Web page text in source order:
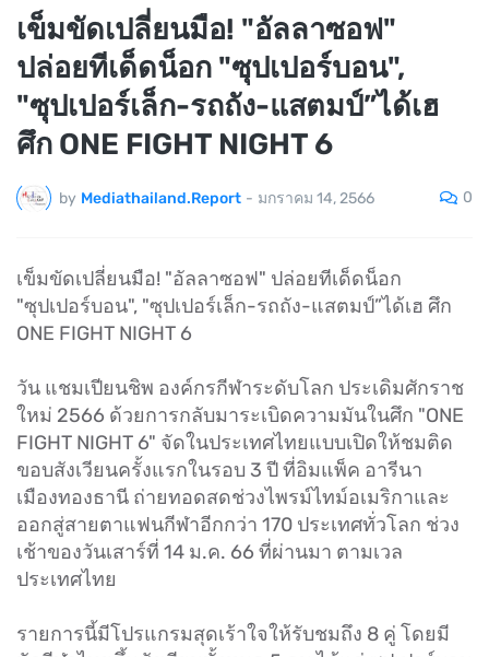
เข็มขัดเปลี่ยนมือ! "อัลลาซอฟ"
ปล่อยทีเด็ดน็อก "ซุปเปอร์บอน",
"ซุปเปอร์เล็ก-รถถัง-แสตมป์”ได้เฮ
ศึก ONE FIGHT NIGHT 6
by Mediathailand.Report - มกราคม 14, 2566 0
เข็มขัดเปลี่ยนมือ! "อัลลาซอฟ" ปล่อยทีเด็ดน็อก
"ซุปเปอร์บอน", "ซุปเปอร์เล็ก-รถถัง-แสตมป์”ได้เฮ ศึก
ONE FIGHT NIGHT 6
วัน แชมเปียนชิพ องค์กรกีฬาระดับโลก ประเดิมศักราช
ใหม่ 2566 ด้วยการกลับมาระเบิดความมันในศึก "ONE
FIGHT NIGHT 6" จัดในประเทศไทยแบบเปิดให้ชมติด
ขอบสังเวียนครั้งแรกในรอบ 3 ปี ที่อิมแพ็ค อารีนา
เมืองทองธานี ถ่ายทอดสดช่วงไพรม์ไทม์อเมริกาและ
ออกสู่สายตาแฟนกีฬาอีกกว่า 170 ประเทศทั่วโลก ช่วง
เช้าของวันเสาร์ที่ 14 ม.ค. 66 ที่ผ่านมา ตามเวล
ประเทศไทย
รายการนี้มีโปรแกรมสุดเร้าใจให้รับชมถึง 8 คู่ โดยมี